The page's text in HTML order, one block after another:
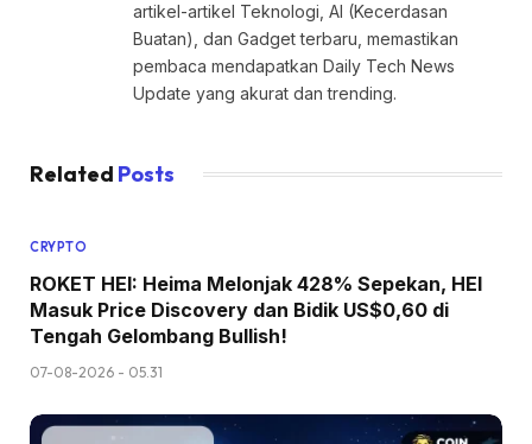
artikel-artikel Teknologi, AI (Kecerdasan
Buatan), dan Gadget terbaru, memastikan
pembaca mendapatkan Daily Tech News
Update yang akurat dan trending.
Related Posts
CRYPTO
ROKET HEI: Heima Melonjak 428% Sepekan, HEI
Masuk Price Discovery dan Bidik US$0,60 di
Tengah Gelombang Bullish!
07-08-2026 - 05.31